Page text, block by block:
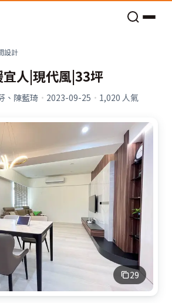
設計
人|現代風|33坪
、陳藍琦 · 2023-09-25 · 1,020 人氣
29